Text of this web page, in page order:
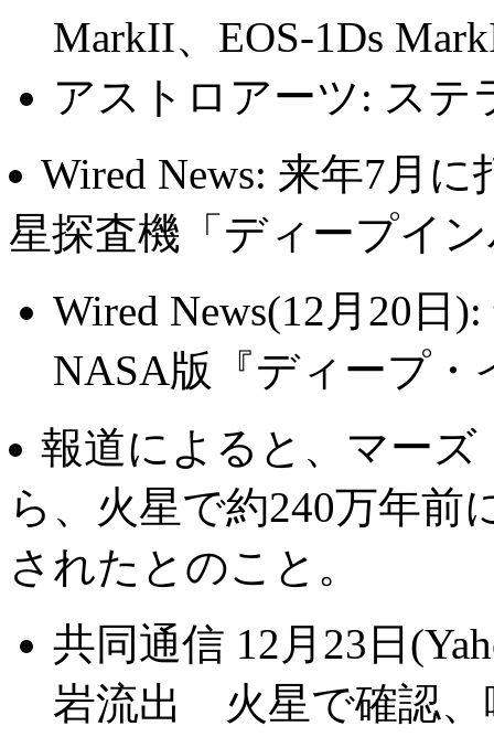
MarkII、EOS-1Ds
アストロアーツ: ステ
Wired News: 来年7月
星探査機「ディープイ
Wired News(12月20日
NASA版『ディープ・
報道によると、マー
ら、火星で約240万年前
されたとのこと。
共同通信 12月23日
岩流出 火星で確認、